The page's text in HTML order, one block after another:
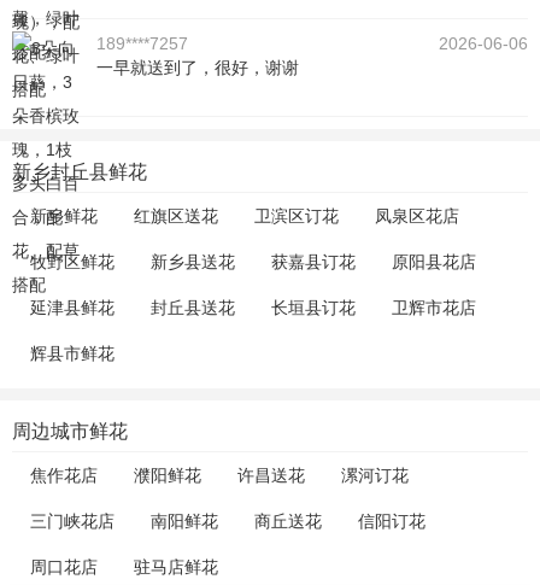
189****7257
2026-06-06
一早就送到了，很好，谢谢
新乡封丘县鲜花
新乡鲜花 红旗区送花 卫滨区订花 凤泉区花店
牧野区鲜花 新乡县送花 获嘉县订花 原阳县花店
延津县鲜花 封丘县送花 长垣县订花 卫辉市花店
辉县市鲜花
周边城市鲜花
焦作花店 濮阳鲜花 许昌送花 漯河订花
三门峡花店 南阳鲜花 商丘送花 信阳订花
周口花店 驻马店鲜花